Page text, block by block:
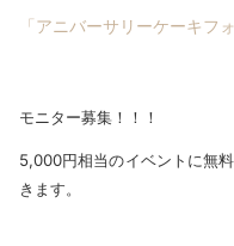
「アニバーサリーケーキフォ
モニター募集！！！
5,000円相当のイベントに無
きます。